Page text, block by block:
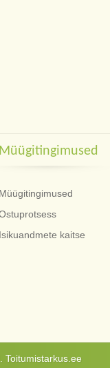
Müügitingimused
Müügitingimused
Isikuandmete kaitse
Toitumistarkus.ee